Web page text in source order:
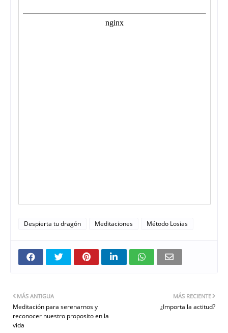
Despierta tu dragón Meditaciones Método Losias
MÁS RECIENTE
¿Importa la actitud?
MÁS ANTIGUA
Meditación para serenarnos y
reconocer nuestro proposito en la
vida